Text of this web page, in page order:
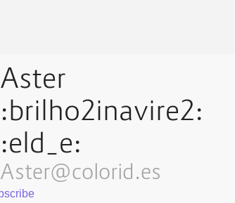
Aster
:brilho2inavire2:
:eld_e:
Aster@colorid.es